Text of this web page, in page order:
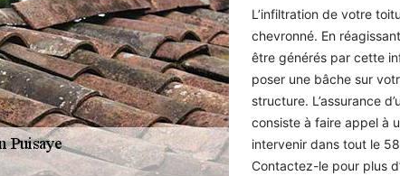
L’infiltration de votre
chevronné. En
être générés par cette
poser une bâche sur
structure. L’assurance
consiste à faire appel à
intervenir dans tout le
Contactez-le pour plus